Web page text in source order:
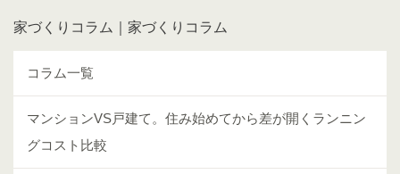
家づくりコラム｜家づくりコラム
コラム一覧
マンションVS戸建て。住み始めてから差が開くランニン
グコスト比較